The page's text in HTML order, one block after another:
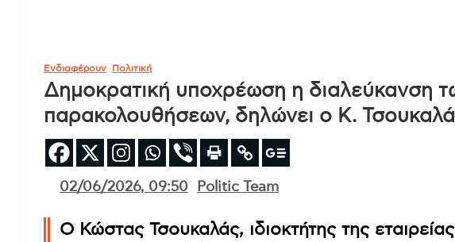
Ενδιαφέρουν Πολιτική
Δημοκρατική υποχρέωση η διαλεύκανση
παρακολουθήσεων, δηλώνει ο Κ.
02/06/2026, 09:50 Politic Team
Ο Κώστας Τσουκαλάς, ιδιοκτήτης της